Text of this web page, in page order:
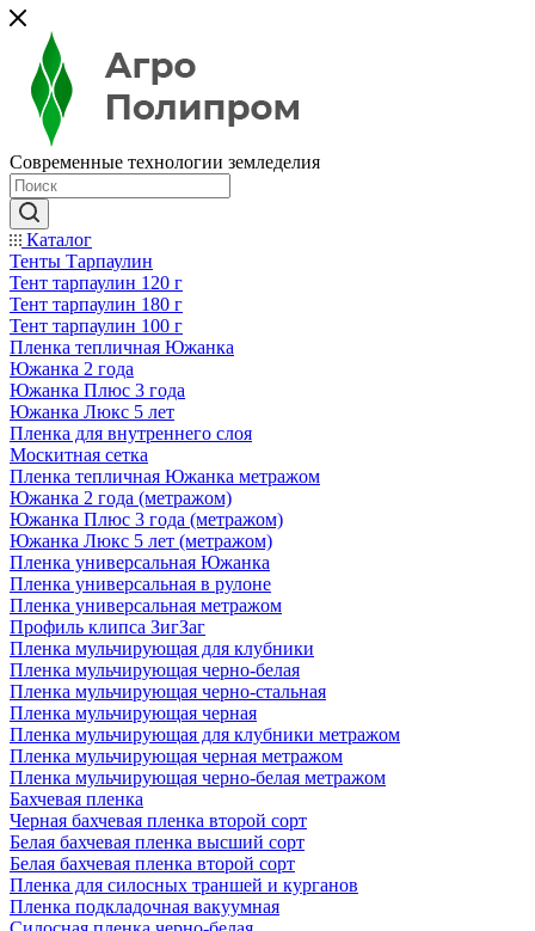
Современные технологии земледелия
Каталог
Тенты Тарпаулин
Тент тарпаулин 120 г
Тент тарпаулин 180 г
Тент тарпаулин 100 г
Пленка тепличная Южанка
Южанка 2 года
Южанка Плюс 3 года
Южанка Люкс 5 лет
Пленка для внутреннего слоя
Москитная сетка
Пленка тепличная Южанка метражом
Южанка 2 года (метражом)
Южанка Плюс 3 года (метражом)
Южанка Люкс 5 лет (метражом)
Пленка универсальная Южанка
Пленка универсальная в рулоне
Пленка универсальная метражом
Профиль клипса ЗигЗаг
Пленка мульчирующая для клубники
Пленка мульчирующая черно-белая
Пленка мульчирующая черно-стальная
Пленка мульчирующая черная
Пленка мульчирующая для клубники метражом
Пленка мульчирующая черная метражом
Пленка мульчирующая черно-белая метражом
Бахчевая пленка
Черная бахчевая пленка второй сорт
Белая бахчевая пленка высший сорт
Белая бахчевая пленка второй сорт
Пленка для силосных траншей и курганов
Пленка подкладочная вакуумная